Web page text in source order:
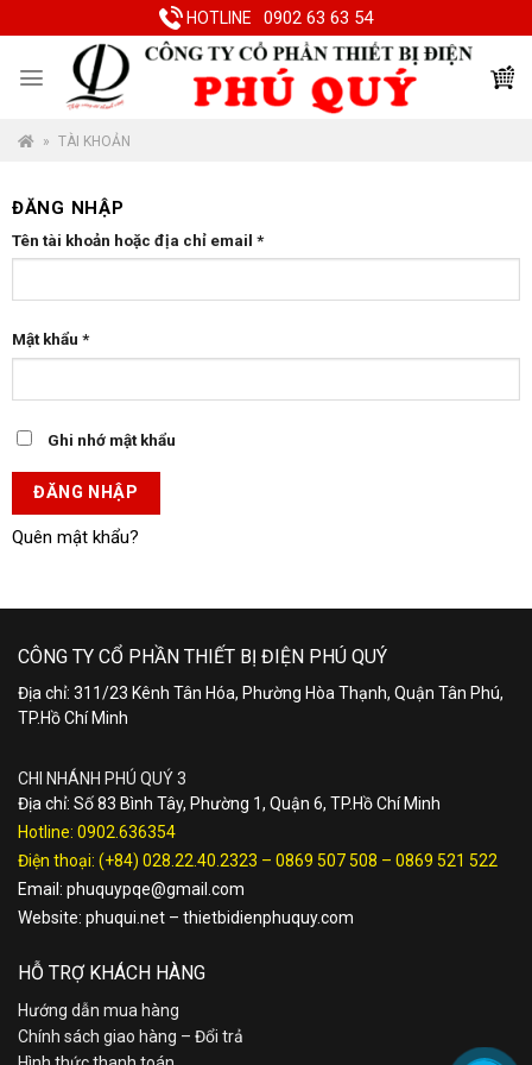
to
HOTLINE 0902 63 63 54
» TÀI KHOẢN
ĐĂNG NHẬP
Tên tài khoản hoặc địa chỉ email *
Mật khẩu *
Ghi nhớ mật khẩu
ĐĂNG NHẬP
Quên mật khẩu?
CÔNG TY CỔ PHẦN THIẾT BỊ ĐIỆN PHÚ QUÝ
Địa chỉ: 311/23 Kênh Tân Hóa, Phường Hòa Thạnh, Quận Tân Phú,
TP.Hồ Chí Minh
CHI NHÁNH PHÚ QUÝ 3
Địa chỉ: Số 83 Bình Tây, Phường 1, Quận 6, TP.Hồ Chí Minh
Hotline: 0902.636354
Điện thoại: (+84) 028.22.40.2323 – 0869 507 508 – 0869 521 522
Email: phuquypqe@gmail.com
Website: phuqui.net – thietbidienphuquy.com
HỖ TRỢ KHÁCH HÀNG
Hướng dẫn mua hàng
Chính sách giao hàng – Đổi trả